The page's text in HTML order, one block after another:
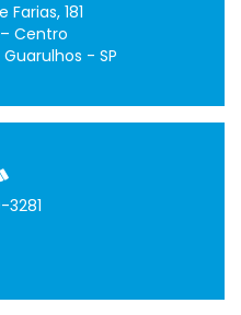
Farias, 181
Centro
Guarulhos - SP
3281